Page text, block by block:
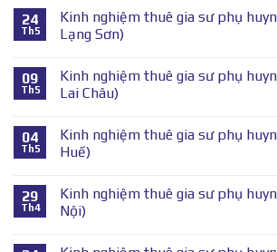
24
Th5
Kinh nghiệm thuê gia sư phụ
Lạng Sơn)
09
Th5
Kinh nghiệm thuê gia sư phụ
Lai Châu)
04
Th5
Kinh nghiệm thuê gia sư phụ
Huế)
29
Th4
Kinh nghiệm thuê gia sư phụ
Nội)